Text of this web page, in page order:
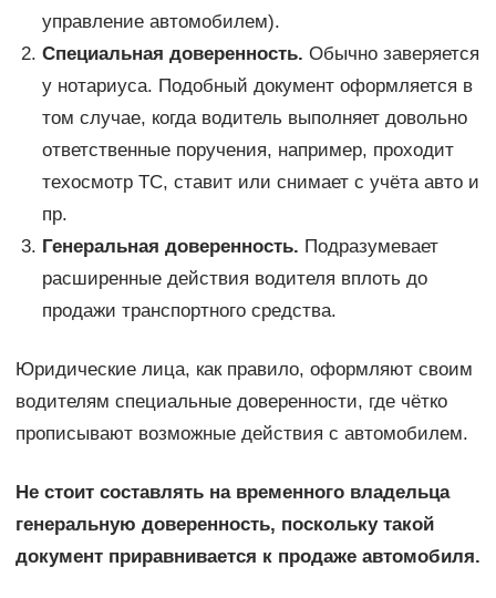
управление автомобилем).
Специальная доверенность. Обычно заверяется
у нотариуса. Подобный документ оформляется в
том случае, когда водитель выполняет довольно
ответственные поручения, например, проходит
техосмотр ТС, ставит или снимает с учёта авто и
пр.
Генеральная доверенность. Подразумевает
расширенные действия водителя вплоть до
продажи транспортного средства.
Юридические лица, как правило, оформляют своим
водителям специальные доверенности, где чётко
прописывают возможные действия с автомобилем.
Не стоит составлять на временного владельца
генеральную доверенность, поскольку такой
документ приравнивается к продаже автомобиля.